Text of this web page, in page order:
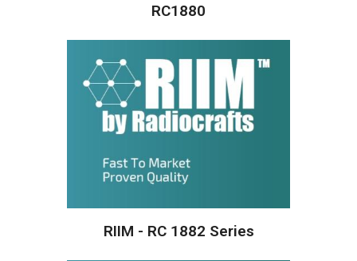
RC1880
RIIM - RC 1882 Series